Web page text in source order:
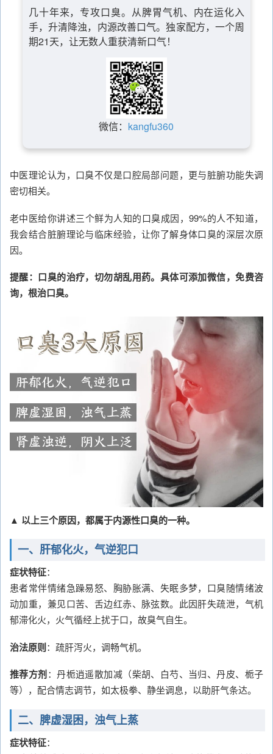
几十年来，专攻口臭。从脾胃气机、内在运化入
手，升清降浊，内源改善口气。独家配方，一个周
期21天，让无数人重获清新口气！
微信： kangfu360
中医理论认为，口臭不仅是口腔局部问题，更与脏腑功能失调
密切相关。
老中医给你讲述三个鲜为人知的口臭成因，99%的人不知道，
我会结合脏腑理论与临床经验，让你了解身体口臭的深层次原
因。
提醒：口臭的治疗，切勿胡乱用药。具体可添加微信，免费咨
询，根治口臭。
▲ 以上三个原因，都属于内源性口臭的一种。
一、肝郁化火，气逆犯口
症状特征：
患者常伴情绪急躁易怒、胸胁胀满、失眠多梦，口臭随情绪波
动加重，兼见口苦、舌边红赤、脉弦数。此因肝失疏泄，气机
郁滞化火，火气循经上扰于口，故臭气自生。
治法原则：疏肝泻火，调畅气机。
推荐方剂：丹栀逍遥散加减（柴胡、白芍、当归、丹皮、栀子
等），配合情志调节，如太极拳、静坐调息，以助肝气条达。
二、脾虚湿困，浊气上蒸
症状特征：